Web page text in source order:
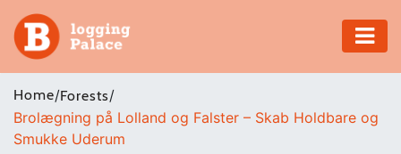
Adventure
Business
Home/Forests/
Brolægning på Lolland og Falster – Skab Holdbare og
Smukke Uderum